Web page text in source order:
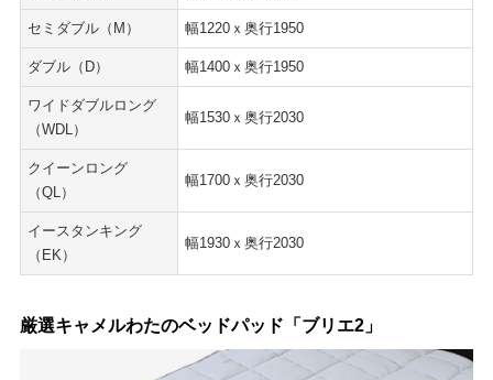
セミダブル（M） 幅1220ｘ奥行1950
ダブル（D） 幅1400ｘ奥行1950
ワイドダブルロング
（WDL）
幅1530ｘ奥行2030
クイーンロング
（QL）
幅1700ｘ奥行2030
イースタンキング
（EK）
幅1930ｘ奥行2030
厳選キャメルわたのベッドパッド「ブリエ2」